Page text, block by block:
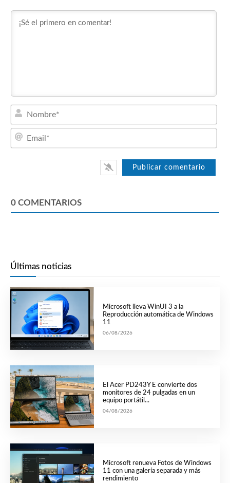
0 COMENTARIOS
Últimas noticias
Microsoft lleva WinUI 3 a la
Reproducción automática de Windows
11
06/08/2026
El Acer PD243Y E convierte dos
monitores de 24 pulgadas en un
equipo portátil...
04/08/2026
Microsoft renueva Fotos de Windows
11 con una galería separada y más
rendimiento